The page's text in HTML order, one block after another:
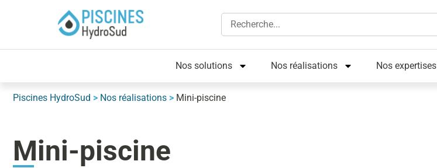
Nos solutions Nos réalisations Nos expertises
Piscines HydroSud > Nos réalisations > Mini-piscine
Mini-piscine